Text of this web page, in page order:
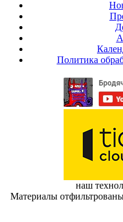
Политика
наш
Материалы